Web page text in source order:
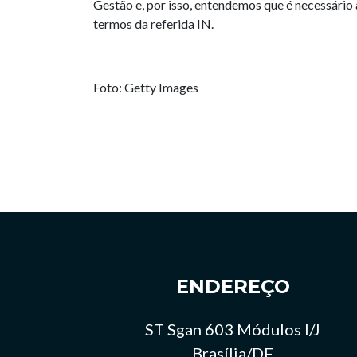
Gestão e, por isso, entendemos que é
termos da referida IN.
Foto: Getty Images
ENDEREÇO
ST Sgan 603 Módulos I/J
Brasília/DF